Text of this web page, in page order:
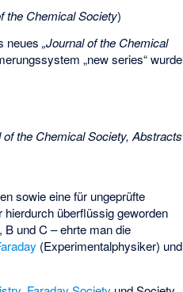
the Chemical Society)
neues„Journal of the Chemical
„new series“ wurde
of the Chemical Society, Abstracts
sowie eine für ungeprüfte
überflüssig geworden
und C – ehrte man die
(Experimentalphysiker) und